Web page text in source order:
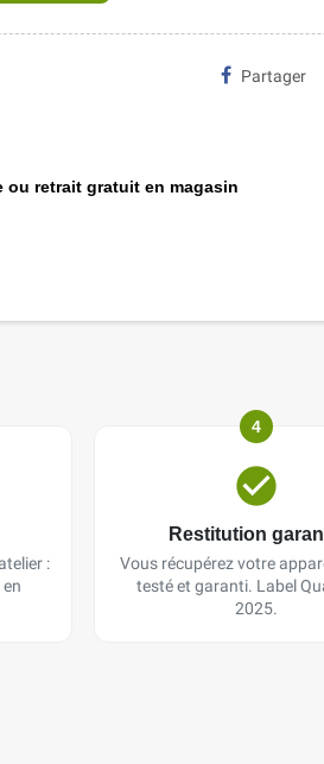
Partager
ou retrait gratuit en magasin
:
4
Restitution
Vous récupérez votre
testé et garanti. Label
2025.